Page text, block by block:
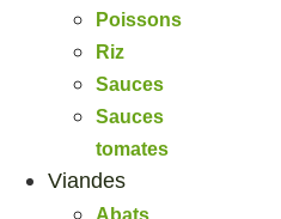
Poissons
Riz
Sauces
Sauces
tomates
Viandes